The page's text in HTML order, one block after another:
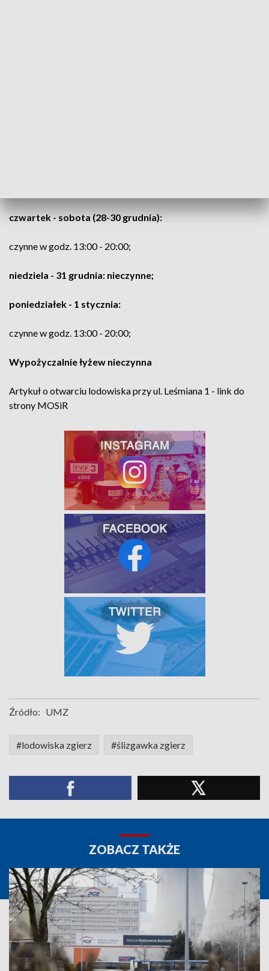
czwartek - sobota (28-30 grudnia):
czynne w godz. 13:00 - 20:00;
niedziela - 31 grudnia: nieczynne;
poniedziałek - 1 stycznia:
czynne w godz. 13:00 - 20:00;
Wypożyczalnie łyżew nieczynna
Artykuł o otwarciu lodowiska przy ul. Leśmiana 1 - link do
strony MOSiR
Źródło: UMZ
#lodowiska zgierz #ślizgawka zgierz
ZOBACZ TAKŻE